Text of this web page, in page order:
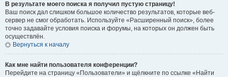
В результате моего поиска я получил пустую страницу!
Ваш поиск дал слишком большое количество результатов, которые веб-
сервер не смог обработать. Используйте «Расширенный поиск», более
точно задавайте условия поиска и форумы, на которых он должен быть
осуществлён.
Вернуться к началу
Как мне найти пользователя конференции?
Перейдите на страницу «Пользователи» и щёлкните по ссылке «Найти